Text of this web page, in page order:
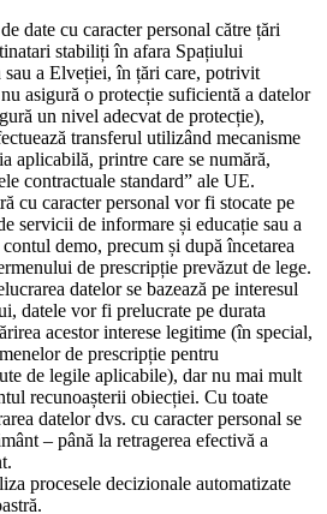
date cu caracter personal către țări
stabiliți în afara Spațiului
a Elveției, în țări care, potrivit
asigură o protecție suficientă a datelor
un nivel adecvat de protecție),
transferul utilizând mecanisme
aplicabilă, printre care se numără,
contractuale standard” ale UE.
cu caracter personal vor fi stocate pe
servicii de informare și educație sau a
demo, precum și după încetarea
de prescripție prevăzut de lege.
datelor se bazează pe interesul
datele vor fi prelucrate pe durata
acestor interese legitime (în special,
de prescripție pentru
de legile aplicabile), dar nu mai mult
recunoașterii obiecției. Cu toate
datelor dvs. cu caracter personal se
– până la retragerea efectivă a
procesele decizionale automatizate